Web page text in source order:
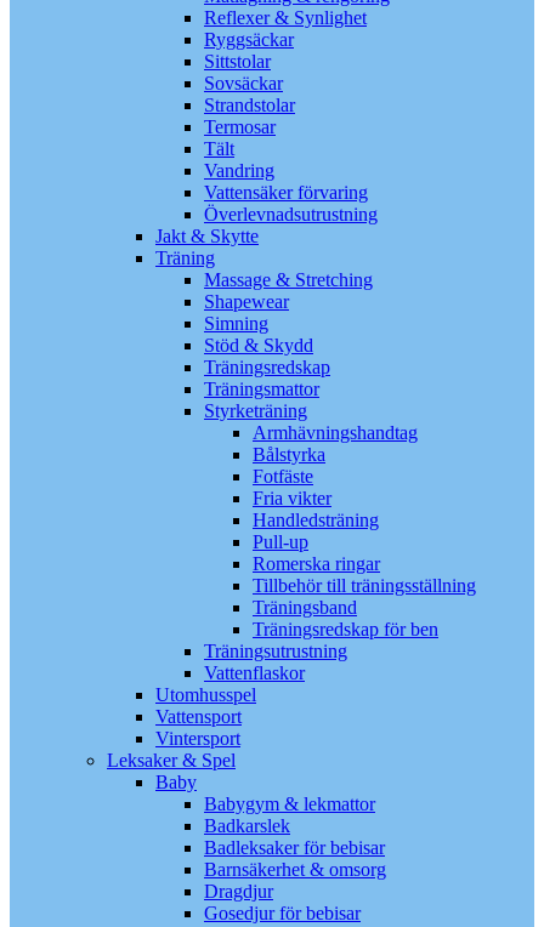
Reflexer & Synlighet
Ryggsäckar
Sittstolar
Sovsäckar
Strandstolar
Termosar
Tält
Vandring
Vattensäker förvaring
Överlevnadsutrustning
Jakt & Skytte
Träning
Massage & Stretching
Shapewear
Simning
Stöd & Skydd
Träningsredskap
Träningsmattor
Styrketräning
Armhävningshandtag
Bålstyrka
Fotfäste
Fria vikter
Handledsträning
Pull-up
Romerska ringar
Tillbehör till träningsställning
Träningsband
Träningsredskap för ben
Träningsutrustning
Vattenflaskor
Utomhusspel
Vattensport
Vintersport
Leksaker & Spel
Baby
Babygym & lekmattor
Badkarslek
Badleksaker för bebisar
Barnsäkerhet & omsorg
Dragdjur
Gosedjur för bebisar